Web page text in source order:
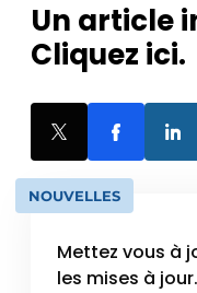
Un article
Cliquez ici.
NOUVELLES
Mettez vous à
les mises à jour.